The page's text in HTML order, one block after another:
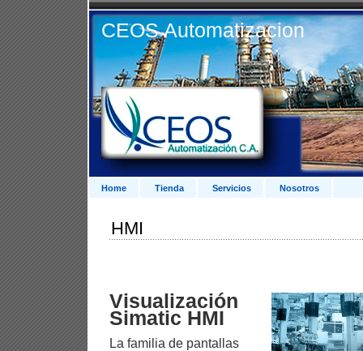
CEOS Automatizacion
Home Tienda Servicios Nosotros
HMI
Visualización
Simatic HMI
La familia de pantallas